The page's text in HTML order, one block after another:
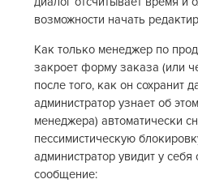
возможности начать
Как только менеджер по
закроет форму заказа (или
после того, как он сохранит
администратор узнает об
менеджера) автоматически
пессимистическую
администратор увидит у
сообщение: